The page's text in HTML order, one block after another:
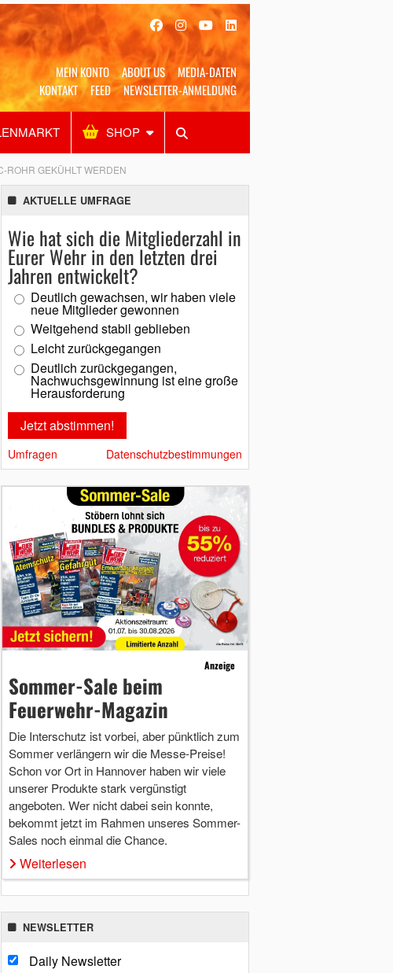
MEIN KONTO ABOUT US
MEDIA-DATEN
KONTAKT
FEED NEWSLETTER-ANMELDUNG
SHOP
Alles Shop SUCHEN
ROHR GEKÜHLT WERDEN
AKTUELLE UMFRAGE
Wie hat sich die Mitgliederzahl in
Eurer Wehr in den letzten drei
Jahren entwickelt?
Deutlich gewachsen, wir haben viele
neue Mitglieder gewonnen
Weitgehend stabil geblieben
Leicht zurückgegangen
Deutlich zurückgegangen,
Nachwuchsgewinnung ist eine große
Herausforderung
Umfragen Datenschutzbestimmungen
Anzeige
Sommer-Sale beim
Feuerwehr-Magazin
Die Interschutz ist vorbei, aber pünktlich zum
Sommer verlängern wir die Messe-Preise!
Schon vor Ort in Hannover haben wir viele
unserer Produkte stark vergünstigt
angeboten. Wer nicht dabei sein konnte,
bekommt jetzt im Rahmen unseres Sommer-
Sales noch einmal die Chance.
Weiterlesen
NEWSLETTER
Daily Newsletter